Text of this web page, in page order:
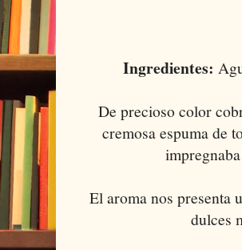
Ingredientes:
De precioso color
cremosa espuma de
El aroma nos presenta
dulces